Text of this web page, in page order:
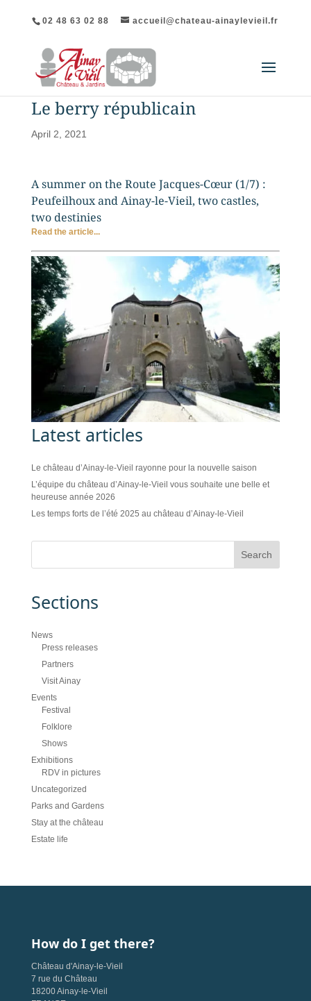
02 48 63 02 88 accueil@chateau-ainaylevieil.fr
Le berry républicain
April 2, 2021
A summer on the Route Jacques-Cœur (1/7) :
Peufeilhoux and Ainay-le-Vieil, two castles,
two destinies
Read the article...
Latest articles
Le château d’Ainay-le-Vieil rayonne pour la nouvelle saison
L’équipe du château d’Ainay-le-Vieil vous souhaite une belle et
heureuse année 2026
Les temps forts de l’été 2025 au château d’Ainay-le-Vieil
Sections
News
Press releases
Partners
Visit Ainay
Events
Festival
Folklore
Shows
Exhibitions
RDV in pictures
Uncategorized
Parks and Gardens
Stay at the château
Estate life
How do I get there?
Château d'Ainay-le-Vieil
7 rue du Château
18200 Ainay-le-Vieil